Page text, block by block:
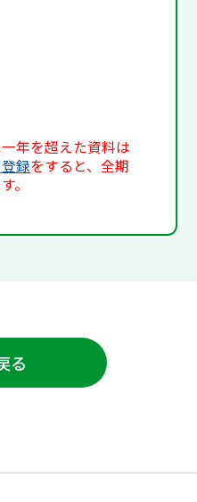
年を超えた資料は
録をすると、全期
。
る